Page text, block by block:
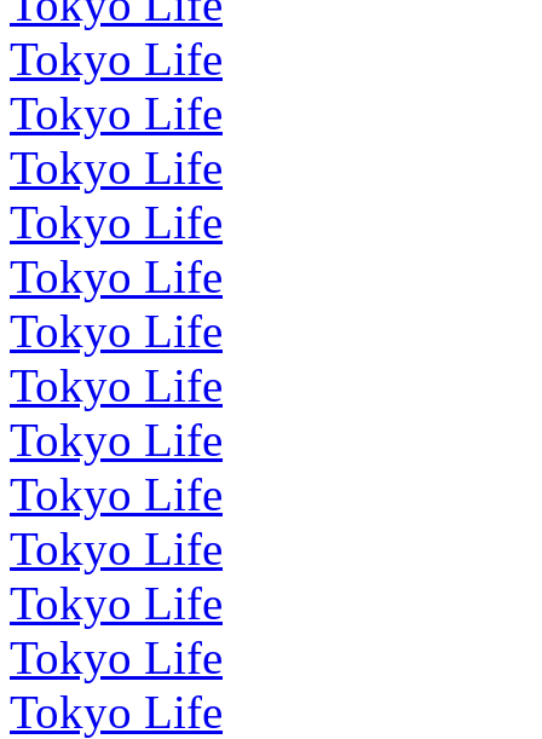
Tokyo Life
Tokyo Life
Tokyo Life
Tokyo Life
Tokyo Life
Tokyo Life
Tokyo Life
Tokyo Life
Tokyo Life
Tokyo Life
Tokyo Life
Tokyo Life
Tokyo Life